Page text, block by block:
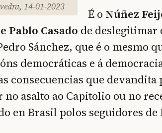
14-01-2023
É o Núñez
Pablo Casado de deslegitimar
Sánchez, que é o mesmo
democráticas e á
consecuencias que devandita
no asalto ao Capitolio ou no
en Brasil polos seguidores de